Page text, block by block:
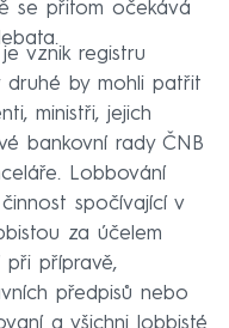
se přitom očekává
vznik registru
druhé by mohli patřit
ministři, jejich
bankovní rady ČNB
Lobbování
spočívající v
za účelem
při přípravě,
předpisů nebo
a všichni lobbisté